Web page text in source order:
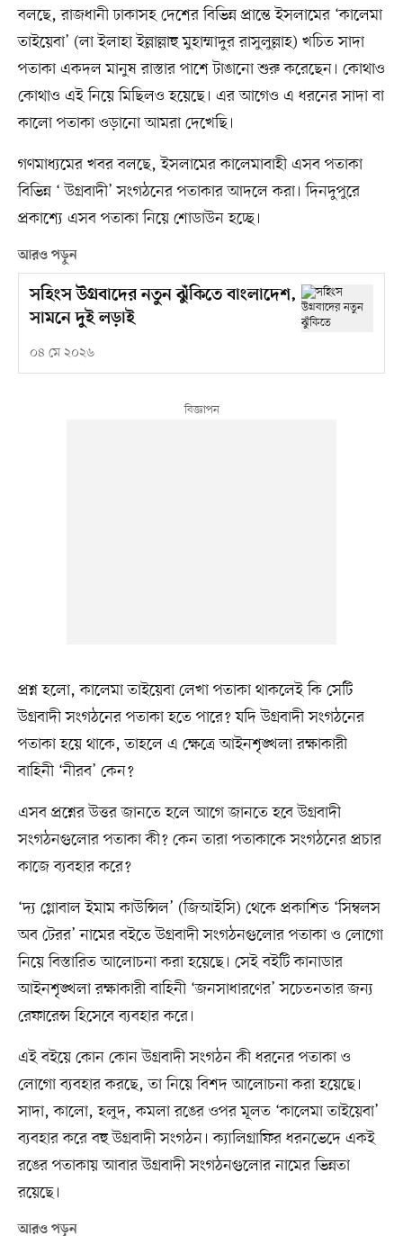
বলছে, রাজধানী ঢাকাসহ দেশের বিভিন্ন প্রান্তে ইসলামের ‘কালেমা
তাইয়েবা’ (লা ইলাহা ইল্লাল্লাহু মুহাম্মাদুর রাসুলুল্লাহ) খচিত সাদা
পতাকা একদল মানুষ রাস্তার পাশে টাঙানো শুরু করেছেন। কোথাও
কোথাও এই নিয়ে মিছিলও হয়েছে। এর আগেও এ ধরনের সাদা বা
কালো পতাকা ওড়ানো আমরা দেখেছি।
গণমাধ্যমের খবর বলছে, ইসলামের কালেমাবাহী এসব পতাকা
বিভিন্ন ‘ উগ্রবাদী’ সংগঠনের পতাকার আদলে করা। দিনদুপুরে
প্রকাশ্যে এসব পতাকা নিয়ে শোডাউন হচ্ছে।
আরও পড়ুন
সহিংস উগ্রবাদের নতুন ঝুঁকিতে বাংলাদেশ,
সামনে দুই লড়াই
০৪ মে ২০২৬
প্রশ্ন হলো, কালেমা তাইয়েবা লেখা পতাকা থাকলেই কি সেটি
উগ্রবাদী সংগঠনের পতাকা হতে পারে? যদি উগ্রবাদী সংগঠনের
পতাকা হয়ে থাকে, তাহলে এ ক্ষেত্রে আইনশৃঙ্খলা রক্ষাকারী
বাহিনী ‘নীরব’ কেন?
এসব প্রশ্নের উত্তর জানতে হলে আগে জানতে হবে উগ্রবাদী
সংগঠনগুলোর পতাকা কী? কেন তারা পতাকাকে সংগঠনের প্রচার
কাজে ব্যবহার করে?
‘দ্য গ্লোবাল ইমাম কাউন্সিল’ (জিআইসি) থেকে প্রকাশিত ‘সিম্বলস
অব টেরর’ নামের বইতে উগ্রবাদী সংগঠনগুলোর পতাকা ও লোগো
নিয়ে বিস্তারিত আলোচনা করা হয়েছে। সেই বইটি কানাডার
আইনশৃঙ্খলা রক্ষাকারী বাহিনী ‘জনসাধারণের’ সচেতনতার জন্য
রেফারেন্স হিসেবে ব্যবহার করে।
এই বইয়ে কোন কোন উগ্রবাদী সংগঠন কী ধরনের পতাকা ও
লোগো ব্যবহার করছে, তা নিয়ে বিশদ আলোচনা করা হয়েছে।
সাদা, কালো, হলুদ, কমলা রঙের ওপর মূলত ‘কালেমা তাইয়েবা’
ব্যবহার করে বহু উগ্রবাদী সংগঠন। ক্যালিগ্রাফির ধরনভেদে একই
রঙের পতাকায় আবার উগ্রবাদী সংগঠনগুলোর নামের ভিন্নতা
রয়েছে।
আরও পড়ুন